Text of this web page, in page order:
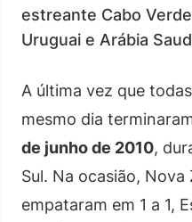
estreante Cabo
Uruguai e Arábia
A última vez que
mesmo dia
de junho de 2010,
Sul. Na ocasião, Nova
empataram em 1 a 1,